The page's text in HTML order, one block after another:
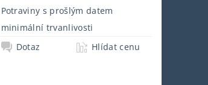
Potraviny s prošlým datem
minimální trvanlivosti
Dotaz Hlídat cenu